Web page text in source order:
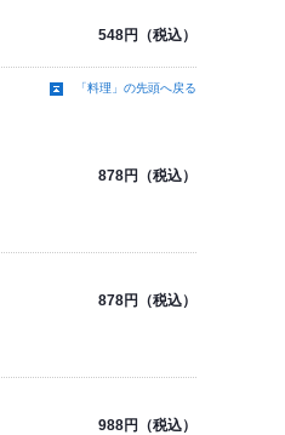
548円（税込）
「料理」の先頭へ戻る
878円（税込）
878円（税込）
988円（税込）